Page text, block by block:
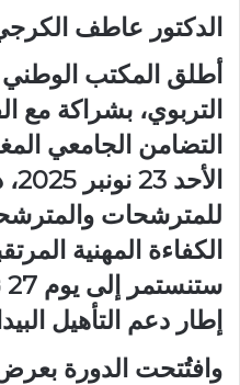
الدكتور عاطف
أطلق المكتب الوطني
التربوي، بشراكة مع
التضامن الجامعي
للمترشحات
الكفاءة المهنية
إطار دعم التأهيل
وافتُتحت الدورة